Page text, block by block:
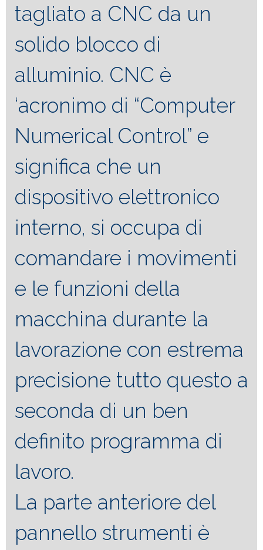
tagliato a CNC da un
solido blocco di
alluminio. CNC è
‘acronimo di “Computer
Numerical Control” e
significa che un
dispositivo elettronico
interno, si occupa di
comandare i movimenti
e le funzioni della
macchina durante la
lavorazione con estrema
precisione tutto questo a
seconda di un ben
definito programma di
lavoro.
La parte anteriore del
pannello strumenti è